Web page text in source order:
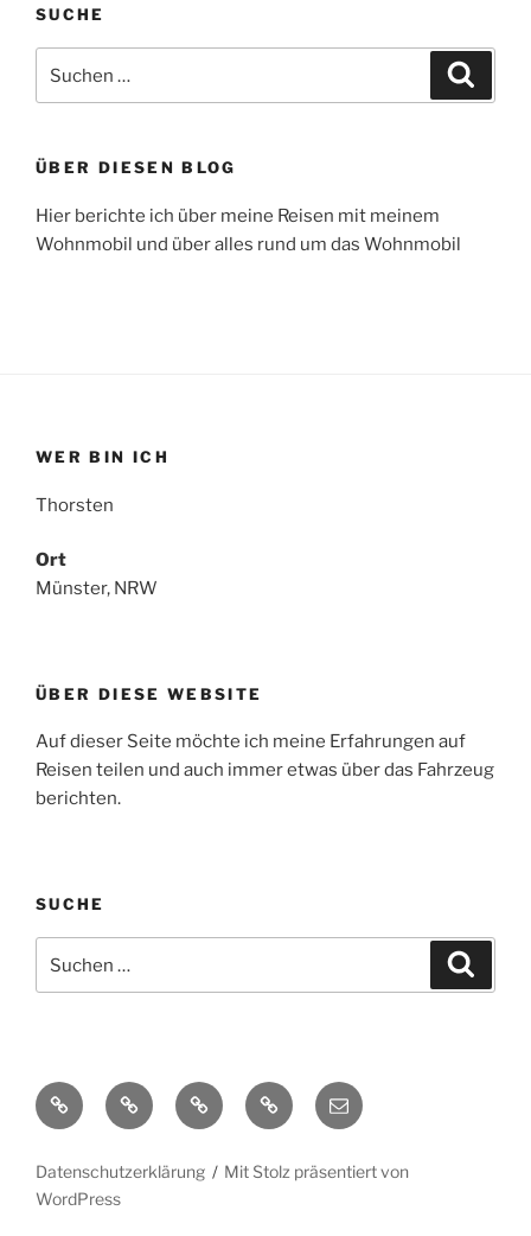
SUCHE
nach:
ÜBER DIESEN BLOG
Hier berichte ich über meine Reisen mit meinem
Wohnmobil und über alles rund um das Wohnmobil
WER BIN ICH
Thorsten
Ort
Münster, NRW
ÜBER DIESE WEBSITE
Auf dieser Seite möchte ich meine Erfahrungen auf
Reisen teilen und auch immer etwas über das Fahrzeug
berichten.
SUCHE
nach:
Yelp FacebookTwitter Instagram
E-
Mail
Datenschutzerklärung
Mit Stolz präsentiert von
WordPress